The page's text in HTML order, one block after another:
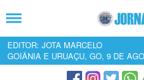
EDITOR: JOTA MARCELO
GOIÂNIA E URUAÇU, GO, 9 DE